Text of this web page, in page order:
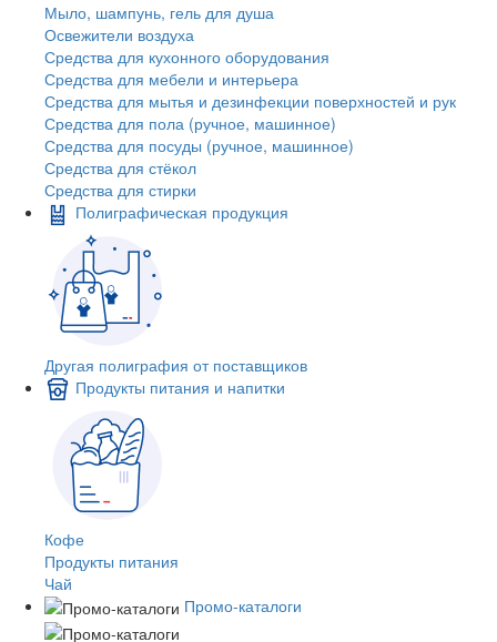
Мыло, шампунь, гель для душа
Освежители воздуха
Средства для кухонного оборудования
Средства для мебели и интерьера
Средства для мытья и дезинфекции поверхностей и рук
Средства для пола (ручное, машинное)
Средства для посуды (ручное, машинное)
Средства для стёкол
Средства для стирки
Полиграфическая продукция
Другая полиграфия от поставщиков
Продукты питания и напитки
Кофе
Продукты питания
Чай
Промо-каталоги